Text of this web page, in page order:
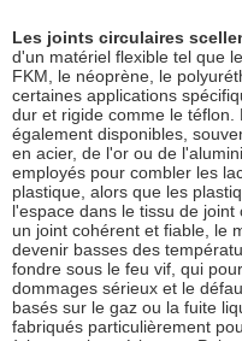
Les joints circulaires
d'un matériel flexible tel que
FKM, le néoprène, le
certaines applications
dur et rigide comme le
également disponibles,
en acier, de l'or ou de
employés pour combler les
plastique, alors que les
l'espace dans le tissu de
un joint cohérent et fiable, le
devenir basses des
fondre sous le feu vif, qui
dommages sérieux et le
basés sur le gaz ou la fuite
fabriqués particulièrement